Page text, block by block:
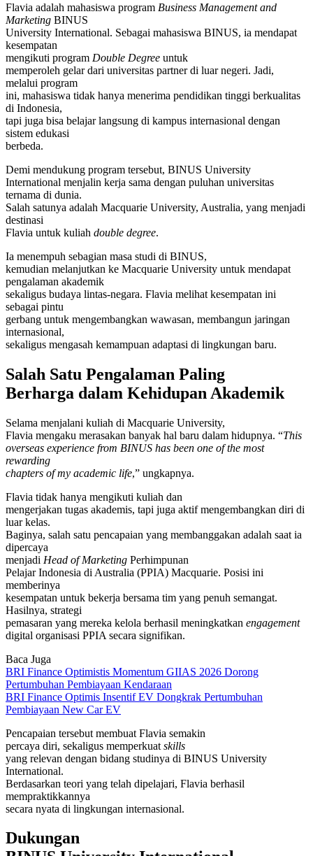
Flavia adalah mahasiswa program Business Management and
Marketing BINUS
University International. Sebagai mahasiswa BINUS, ia mendapat
kesempatan
mengikuti program Double Degree untuk
memperoleh gelar dari universitas partner di luar negeri. Jadi,
melalui program
ini, mahasiswa tidak hanya menerima pendidikan tinggi berkualitas
di Indonesia,
tapi juga bisa belajar langsung di kampus internasional dengan
sistem edukasi
berbeda.
Demi mendukung program tersebut, BINUS University
International menjalin kerja sama dengan puluhan universitas
ternama di dunia.
Salah satunya adalah Macquarie University, Australia, yang menjadi
destinasi
Flavia untuk kuliah double degree.
Ia menempuh sebagian masa studi di BINUS,
kemudian melanjutkan ke Macquarie University untuk mendapat
pengalaman akademik
sekaligus budaya lintas-negara. Flavia melihat kesempatan ini
sebagai pintu
gerbang untuk mengembangkan wawasan, membangun jaringan
internasional,
sekaligus mengasah kemampuan adaptasi di lingkungan baru.
Salah Satu Pengalaman Paling
Berharga dalam Kehidupan Akademik
Selama menjalani kuliah di Macquarie University,
Flavia mengaku merasakan banyak hal baru dalam hidupnya. “This
overseas experience from BINUS has been one of the most
rewarding
chapters of my academic life,” ungkapnya.
Flavia tidak hanya mengikuti kuliah dan
mengerjakan tugas akademis, tapi juga aktif mengembangkan diri di
luar kelas.
Baginya, salah satu pencapaian yang membanggakan adalah saat ia
dipercaya
menjadi Head of Marketing Perhimpunan
Pelajar Indonesia di Australia (PPIA) Macquarie. Posisi ini
memberinya
kesempatan untuk bekerja bersama tim yang penuh semangat.
Hasilnya, strategi
pemasaran yang mereka kelola berhasil meningkatkan engagement
digital organisasi PPIA secara signifikan.
Baca Juga
BRI Finance Optimistis Momentum GIIAS 2026 Dorong
Pertumbuhan Pembiayaan Kendaraan
BRI Finance Optimis Insentif EV Dongkrak Pertumbuhan
Pembiayaan New Car EV
Pencapaian tersebut membuat Flavia semakin
percaya diri, sekaligus memperkuat skills
yang relevan dengan bidang studinya di BINUS University
International.
Berdasarkan teori yang telah dipelajari, Flavia berhasil
mempraktikkannya
secara nyata di lingkungan internasional.
Dukungan